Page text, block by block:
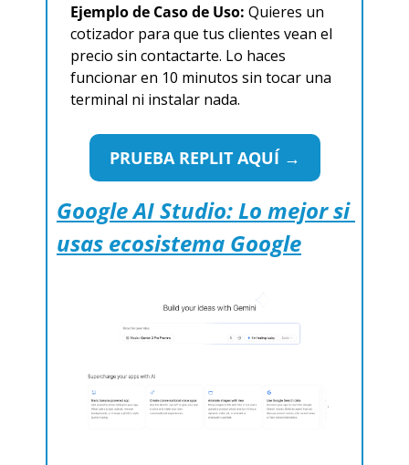
Ejemplo de Caso de Uso: Quieres un
cotizador para que tus clientes vean el
precio sin contactarte. Lo haces
funcionar en 10 minutos sin tocar una
terminal ni instalar nada.
PRUEBA REPLIT AQUÍ →
Google AI Studio: Lo mejor si
usas ecosistema Google